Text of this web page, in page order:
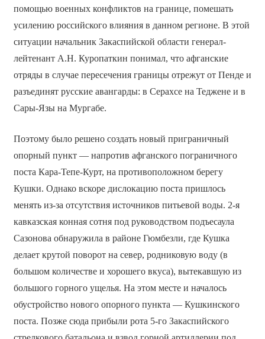
помощью военных конфликтов на границе, помешать
усилению российского влияния в данном регионе. В этой
ситуации начальник Закаспийской области генерал-
лейтенант А.Н. Куропаткин понимал, что афганские
отряды в случае пересечения границы отрежут от Пенде и
разъединят русские авангарды: в Серахсе на Теджене и в
Сары-Язы на Мургабе.
Поэтому было решено создать новый приграничный
опорный пункт — напротив афганского пограничного
поста Кара-Тепе-Курт, на противоположном берегу
Кушки. Однако вскоре дислокацию поста пришлось
менять из-за отсутствия источников питьевой воды. 2-я
кавказская конная сотня под руководством подъесаула
Сазонова обнаружила в районе Гюмбезли, где Кушка
делает крутой поворот на север, родниковую воду (в
большом количестве и хорошего вкуса), вытекавшую из
большого горного ущелья. На этом месте и началось
обустройство нового опорного пункта — Кушкинского
поста. Позже сюда прибыли рота 5-го Закаспийского